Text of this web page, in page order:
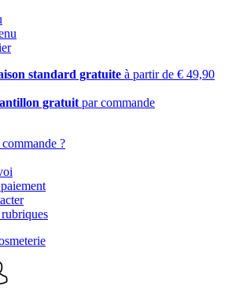
standard gratuite à partir de € 49,90
gratuit par commande
?